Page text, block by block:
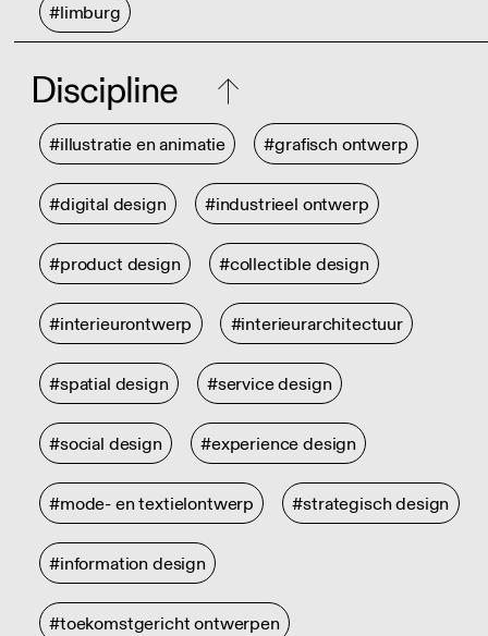
#limburg
Discipline
#illustratie en animatie #grafisch ontwerp
#digital design #industrieel ontwerp
#product design #collectible design
#interieurontwerp #interieurarchitectuur
#spatial design #service design
#social design #experience design
#mode- en textielontwerp #strategisch design
#information design
#toekomstgericht ontwerpen